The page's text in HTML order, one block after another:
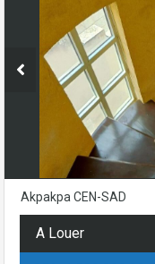
Akpakpa CEN-SAD
A Louer